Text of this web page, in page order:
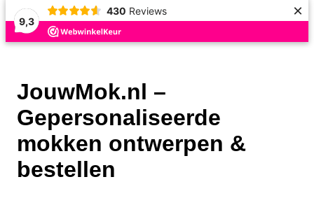
9,3
430 Reviews ×
JouwMok.nl –
Gepersonaliseerde
mokken ontwerpen &
bestellen